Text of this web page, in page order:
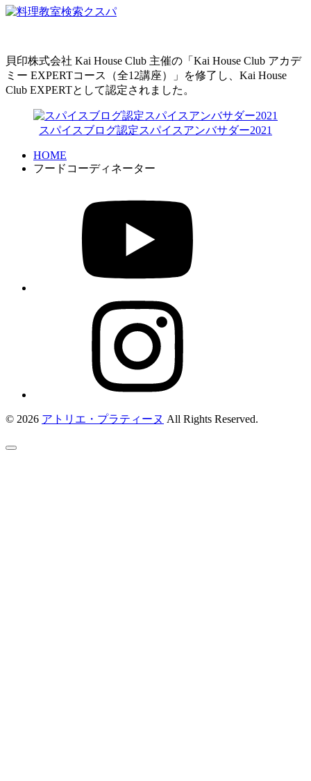
貝印株式会社 Kai House Club 主催の「Kai House Club アカデ
ミー EXPERTコース（全12講座）」を修了し、Kai House
Club EXPERTとして認定されました。
スパイスブログ認定スパイスアンバサダー2021
HOME
フードコーディネーター
© 2026 アトリエ・プラティーヌ All Rights Reserved.